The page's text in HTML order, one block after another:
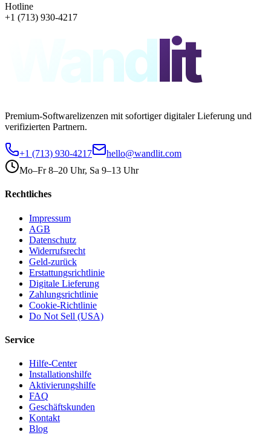
Hotline
+1 (713) 930-4217
Wandlit
Premium-Softwarelizenzen mit sofortiger digitaler Lieferung und
verifizierten Partnern.
+1 (713) 930-4217
hello@wandlit.com
Mo–Fr 8–20 Uhr, Sa 9–13 Uhr
Rechtliches
Impressum
AGB
Datenschutz
Widerrufsrecht
Geld-zurück
Erstattungsrichtlinie
Digitale Lieferung
Zahlungsrichtlinie
Cookie-Richtlinie
Do Not Sell (USA)
Service
Hilfe-Center
Installationshilfe
Aktivierungshilfe
FAQ
Geschäftskunden
Kontakt
Blog